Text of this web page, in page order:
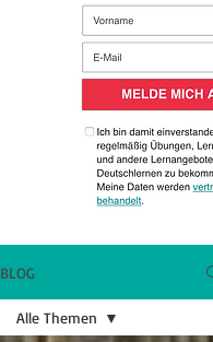
BLOG
Alle Themen